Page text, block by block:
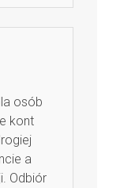
osób
kont
a
Odbiór